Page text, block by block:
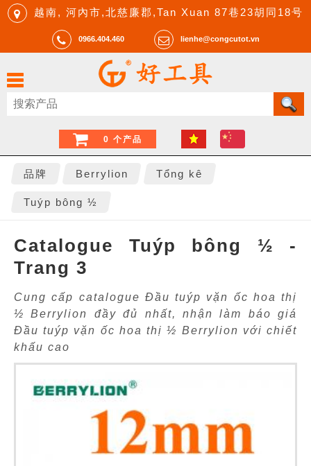
越南, 河內市,北慈廉郡,Tan Xuan 87巷23胡同18号
0966.404.460 lienhe@congcutot.vn
0 个产品
品牌 Berrylion Tổng kê
Tuýp bông ½
Catalogue Tuýp bông ½ -
Trang 3
Cung cấp catalogue Đầu tuýp vặn ốc hoa thị
½ Berrylion đầy đủ nhất, nhận làm báo giá
Đầu tuýp vặn ốc hoa thị ½ Berrylion với chiết
khấu cao